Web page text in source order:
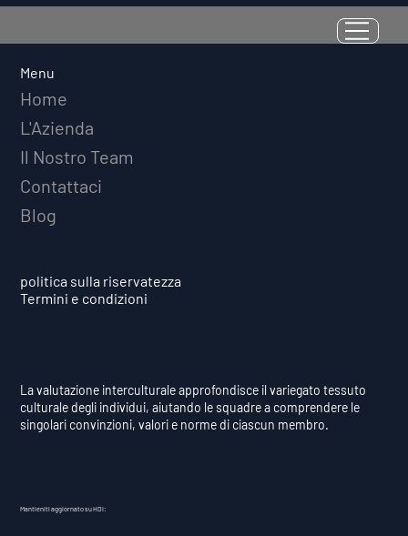
Misurabile: Perché il Quoziente di
Menu
Home
L'Azienda
Il Nostro Team
Contattaci
Blog
politica sulla riservatezza
Termini e condizioni
La valutazione interculturale approfondisce il variegato tessuto
culturale degli individui, aiutando le squadre a comprendere le
singolari convinzioni, valori e norme di ciascun membro.
Mantieniti aggiornato su HDI: